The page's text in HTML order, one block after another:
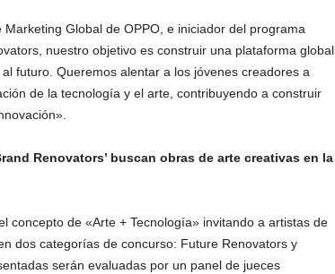
Global de OPPO, e iniciador del programa
nuestro objetivo es construir una plataforma global
futuro. Queremos alentar a los jóvenes creadores a
de la tecnología y el arte, contribuyendo a construir
Renovators’ buscan obras de arte creativas en la
concepto de «Arte + Tecnología» invitando a artistas de
dos categorías de concurso: Future Renovators y
serán evaluadas por un panel de jueces